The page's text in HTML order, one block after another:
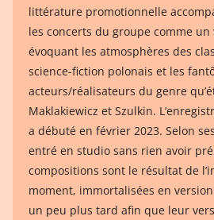
littérature promotionnelle
les concerts du groupe comme un
évoquant les atmosphères des
science-fiction polonais et les
acteurs/réalisateurs du genre
Maklakiewicz et Szulkin.
a débuté en février 2023. Selon
entré en studio sans rien avoir
compositions sont le résultat de
moment, immortalisées en
un peu plus tard afin que leur